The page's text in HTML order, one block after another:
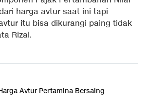
harga avtur saat ini tapi
itu bisa dikurangi paing tidak
Rizal.
Avtur Pertamina Bersaing